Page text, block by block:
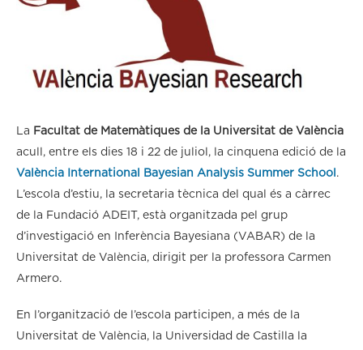
La Facultat de Matemàtiques de la Universitat de València
acull, entre els dies 18 i 22 de juliol, la cinquena edició de la
València International Bayesian Analysis Summer School .
L’escola d’estiu, la secretaria tècnica del qual és a càrrec
de la Fundació ADEIT, està organitzada pel grup
d’investigació en Inferència Bayesiana (VABAR) de la
Universitat de València, dirigit per la professora Carmen
Armero.
En l’organització de l’escola participen, a més de la
Universitat de València, la Universidad de Castilla la